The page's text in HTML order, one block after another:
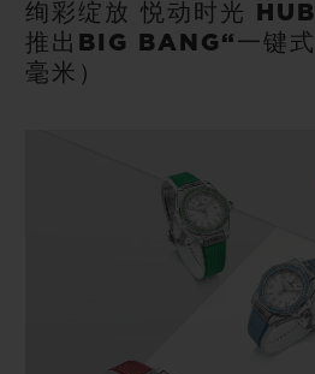
绚彩绽放 悦动时光
推出BIG BANG“一键
毫米）
新品腕表
BIG
桃粉色